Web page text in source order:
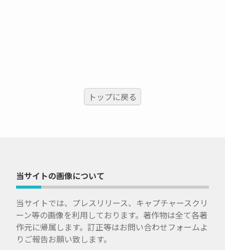
トップに戻る
当サイトの画像について
当サイトでは、プレスリリース、キャプチャースクリ
ーン等の画像を利用しております。著作物は全て各著
作元に帰属します。訂正等はお問い合わせフォームよ
りご報告お願い致します。